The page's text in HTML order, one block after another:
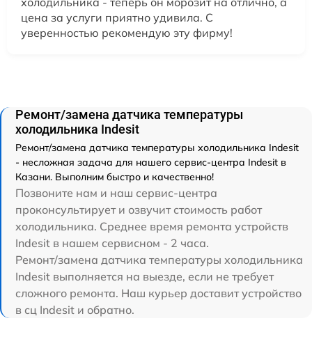
цена за услуги приятно удивила. С
уверенностью рекомендую эту фирму!
Ремонт/замена датчика температуры
холодильника Indesit
Ремонт/замена датчика температуры холодильника Indesit
- несложная задача для нашего сервис-центра Indesit в
Казани. Выполним быстро и качественно!
Позвоните нам и наш сервис-центра
проконсультирует и озвучит стоимость работ
холодильника. Среднее время ремонта устройств
Indesit в нашем сервисном - 2 часа.
Ремонт/замена датчика температуры холодильника
Indesit выполняется на выезде, если не требует
сложного ремонта. Наш курьер доставит устройство
в сц Indesit и обратно.